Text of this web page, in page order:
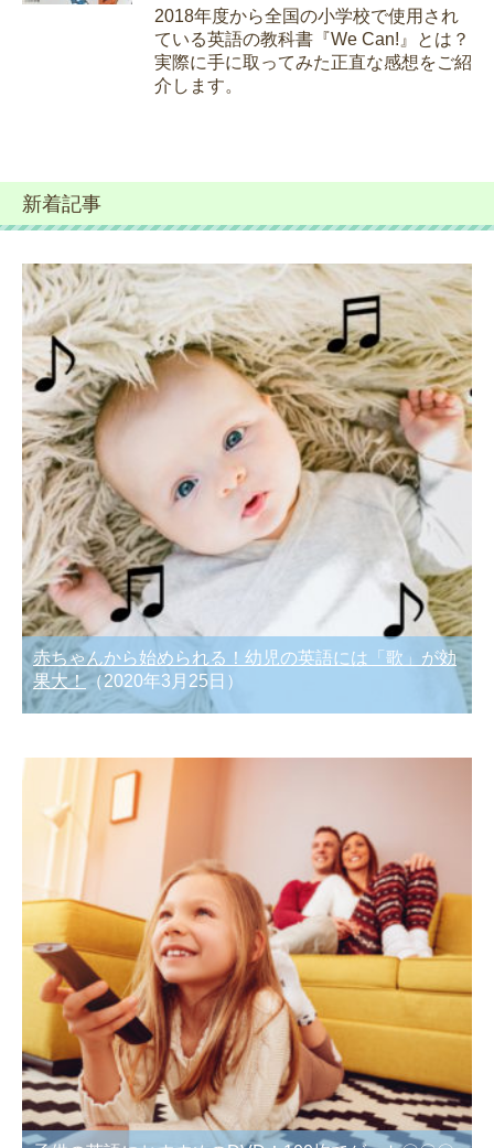
2018年度から全国の小学校で使用され
ている英語の教科書『We Can!』とは？
実際に手に取ってみた正直な感想をご紹
介します。
新着記事
赤ちゃんから始められる！幼児の英語には「歌」が効
果大！（2020年3月25日）